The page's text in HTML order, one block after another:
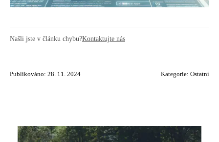
Našli jste v článku chybu?Kontaktujte nás
Publikováno: 28. 11. 2024 Kategorie: Ostatní